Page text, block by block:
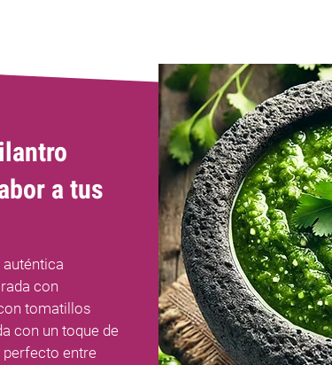
a tus
con
tomatillos
con un toque de
perfecto entre